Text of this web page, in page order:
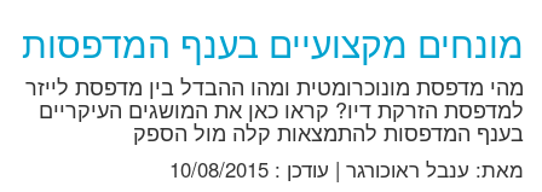
מונחים מקצועיים בענף המדפסות
מהי מדפסת מונוכרומטית ומהו ההבדל בין מדפסת לייזר
למדפסת הזרקת דיו? קראו כאן את המושגים העיקריים
בענף המדפסות להתמצאות קלה מול הספק
מאת: ענבל ראוכורגר | עודכן : 10/08/2015